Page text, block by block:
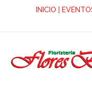
INICIO